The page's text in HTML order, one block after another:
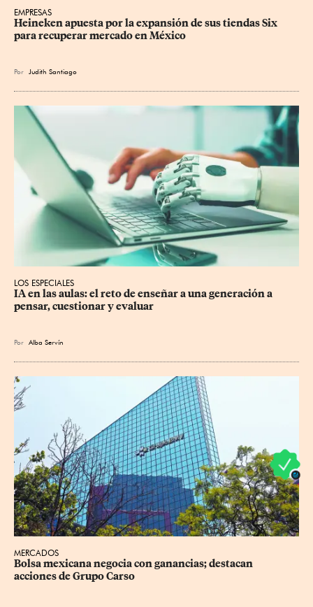
EMPRESAS
Heineken apuesta por la expansión de sus tiendas Six
para recuperar mercado en México
Por Judith Santiago
LOS ESPECIALES
IA en las aulas: el reto de enseñar a una generación a
pensar, cuestionar y evaluar
Por Alba Servín
MERCADOS
Bolsa mexicana negocia con ganancias; destacan
acciones de Grupo Carso